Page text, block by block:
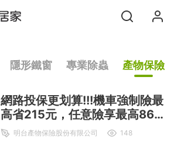
隱形鐵窗 專業除蟲 產物保險
網路投保更划算!!!機車強制險最
高省215元，任意險享最高86
折起明台產物保險股份有限公司 148